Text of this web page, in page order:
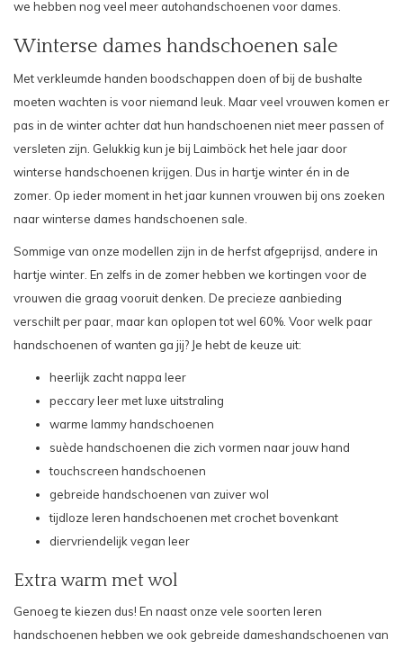
we hebben nog veel meer autohandschoenen voor dames
Winterse dames handschoenen sale
Met verkleumde handen boodschappen doen of bij de bushalte
moeten wachten is voor niemand leuk. Maar veel vrouwen komen er
pas in de winter achter dat hun handschoenen niet meer passen of
versleten zijn. Gelukkig kun je bij Laimböck het hele jaar door
winterse handschoenen krijgen. Dus in hartje winter én in de
zomer. Op ieder moment in het jaar kunnen vrouwen bij ons zoeken
naar winterse dames handschoenen sale.
Sommige van onze modellen zijn in de herfst afgeprijsd, andere in
hartje winter. En zelfs in de zomer hebben we kortingen voor de
vrouwen die graag vooruit denken. De precieze aanbieding
verschilt per paar, maar kan oplopen tot wel 60%. Voor welk paar
handschoenen of wanten ga jij? Je hebt de keuze uit:
heerlijk zachtnappa leer
peccary leermet luxe uitstraling
warme lammy handschoenen
suède handschoenen die zich vormen naar jouw hand
touchscreen handschoenen
gebreide handschoenen van zuiver wol
tijdloze leren handschoenen met crochetbovenkant
diervriendelijk vegan leer
Extra warm met wol
Genoeg te kiezen dus! En naast onze vele soorten leren
handschoenen hebben we ook gebreide dameshandschoenen van